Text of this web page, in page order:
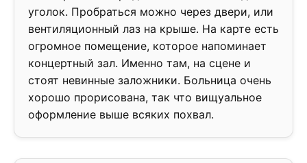
уголок. Пробраться можно через двери, или
вентиляционный лаз на крыше. На карте есть
огромное помещение, которое напоминает
концертный зал. Именно там, на сцене и
стоят невинные заложники. Больница очень
хорошо прорисована, так что вищуальное
оформление выше всяких похвал.